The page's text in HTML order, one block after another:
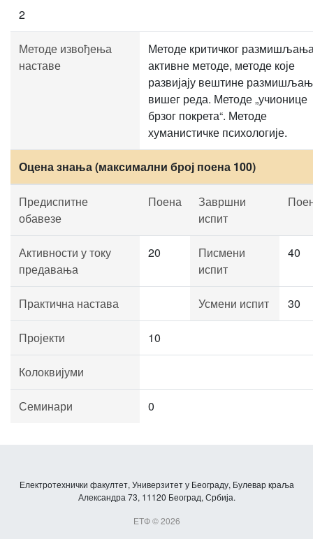
2
Методе извођења
наставе
Методе критичког
активне методе, методе које
развијају вештине
вишег реда. Методе „учионице
брзог покрета“. Методе
хуманистичке психологије.
Оцена знања (максимални број поена 100)
Предиспитне
обавезе
Поена
Завршни
испит
Активности у току
предавања
20
Писмени
испит
40
Практична настава Усмени испит 30
Пројекти 10
Колоквијуми
Семинари 0
Електротехнички факултет, Универзитет у Београду, Булевар краља
Александра 73, 11120 Београд, Србија.
ЕТФ © 2026